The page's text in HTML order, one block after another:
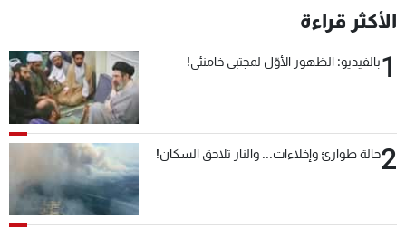
الأكثر قراءة
1بالفيديو: الظهور الأوّل لمجتبى خامنئي!
2حالة طوارئ وإخلاءات... والنار تلاحق السكان!